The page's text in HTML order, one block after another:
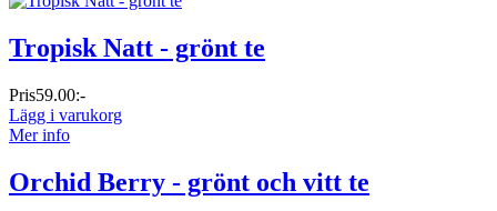
Tropisk Natt - grönt te
Pris59.00:-
Lägg i varukorg
Mer info
Orchid Berry - grönt och vitt te